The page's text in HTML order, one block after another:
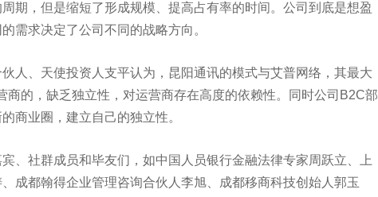
期，但是缩短了形成规模、提高占有率的时间。公司到底是想盈
需求决定了公司不同的战略方向。
、天使投资人支平认为，昆阳通讯的模式与艾普网络，其最大
商的，缺乏独立性，对运营商存在高度的依赖性。同时公司B2C部
商业圈，建立自己的独立性。
社群成员和毕友们，如中国人员银行金融法律专家周跃立、上
成都翰得企业管理咨询合伙人李旭、成都移商科技创始人郭玉